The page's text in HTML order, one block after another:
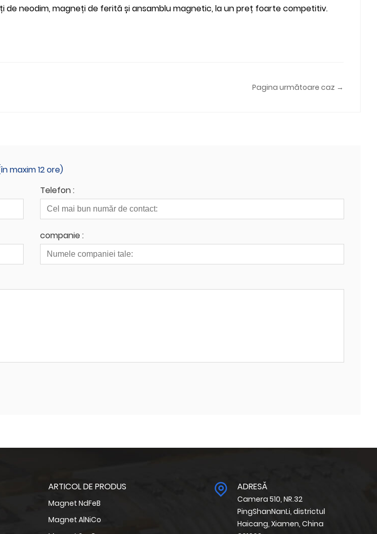
neodim, magneți de ferită și ansamblu magnetic, la un preț foarte competitiv.
Pagina următoare caz →
maxim 12 ore)
Telefon :
companie :
ARTICOL DE PRODUS
Magnet NdFeB
Magnet AlNiCo
ADRESĂ
Camera 510, NR.32
PingShanNanLi, districtul
Haicang, Xiamen, China